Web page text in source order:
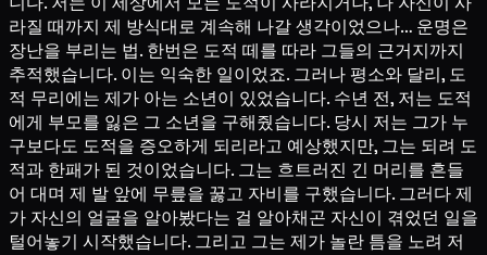
라질 때까지 제 방식대로 계속해 나갈 생각이었으나… 운명은
장난을 부리는 법. 한번은 도적 떼를 따라 그들의 근거지까지
추적했습니다. 이는 익숙한 일이었죠. 그러나 평소와 달리, 도
적 무리에는 제가 아는 소년이 있었습니다. 수년 전, 저는 도적
에게 부모를 잃은 그 소년을 구해줬습니다. 당시 저는 그가 누
구보다도 도적을 증오하게 되리라고 예상했지만, 그는 되려 도
적과 한패가 된 것이었습니다. 그는 흐트러진 긴 머리를 흔들
어 대며 제 발 앞에 무릎을 꿇고 자비를 구했습니다. 그러다 제
가 자신의 얼굴을 알아봤다는 걸 알아채곤 자신이 겪었던 일을
털어놓기 시작했습니다. 그리고 그는 제가 놀란 틈을 노려 저